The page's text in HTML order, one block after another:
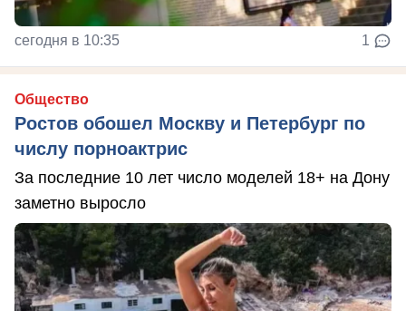
сегодня в 10:35 1
Общество
Ростов обошел Москву и Петербург по
числу порноактрис
За последние 10 лет число моделей 18+ на Дону
заметно выросло